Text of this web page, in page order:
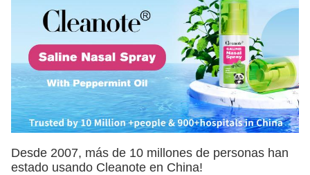
Desde 2007, más de 10 millones de personas han
estado usando Cleanote en China!